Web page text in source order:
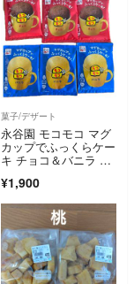
菓子/デザート
永谷園 モコモコ マグ
カップでふっくらケー
キ チョコ＆バニラ 6
¥1,900